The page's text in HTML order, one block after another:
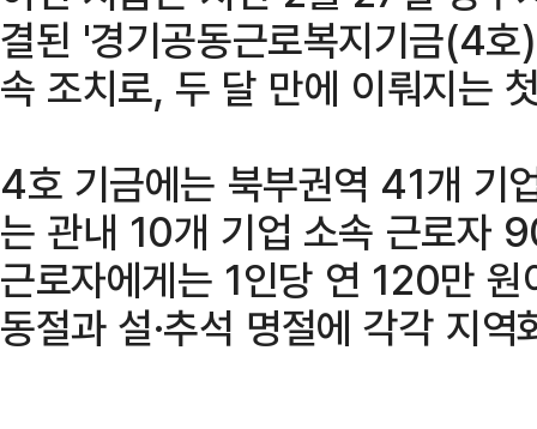
결된 '경기공동근로복지기금(4
속 조치로, 두 달 만에 이뤄지는
4호 기금에는 북부권역 41개 기
는 관내 10개 기업 소속 근로자
근로자에게는 1인당 연 120만
동절과 설·추석 명절에 각각 지